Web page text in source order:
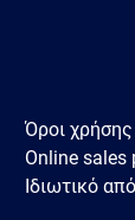
Όροι χρήσης
Online sales
Ιδιωτικό